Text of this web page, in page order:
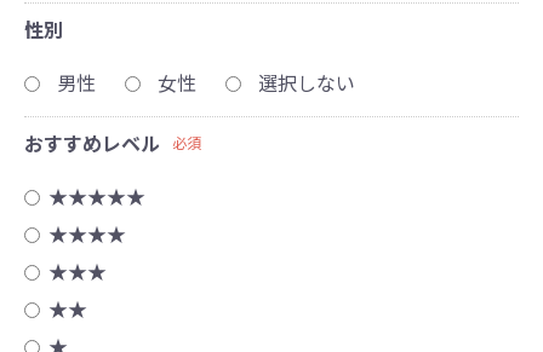
性別
男性
女性 選択しない
おすすめレベル 必須
★★★★★
★★★★
★★★
★★
★